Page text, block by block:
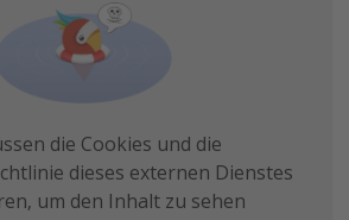
die Cookies und die
dieses externen Dienstes
um den Inhalt zu sehen